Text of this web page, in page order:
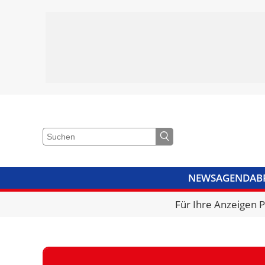
NEWSAGENDA
VIDEOSBIBLIOTHEK
Für Ihre Anzeigen